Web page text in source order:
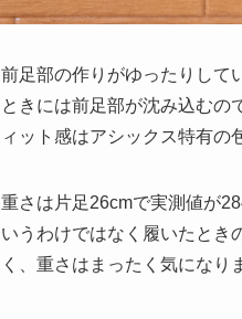
前足部の作りがゆったりして
ときには前足部が沈み込むの
ィット感はアシックス特有の
重さは片足26cmで実測値が
いうわけではなく履いたとき
く、重さはまったく気になり